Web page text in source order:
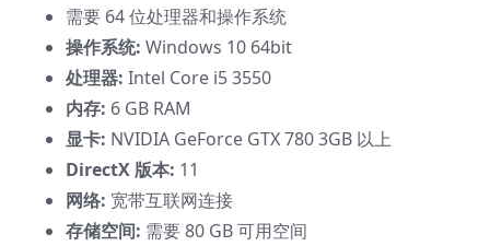
需要 64 位处理器和操作系统
操作系统: Windows 10 64bit
处理器: Intel Core i5 3550
内存: 6 GB RAM
显卡: NVIDIA GeForce GTX 780 3GB 以上
DirectX 版本: 11
网络: 宽带互联网连接
存储空间: 需要 80 GB 可用空间